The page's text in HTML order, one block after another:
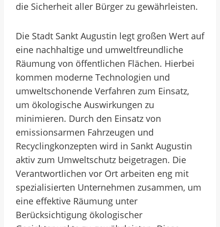
die Sicherheit aller Bürger zu gewährleisten.
Die Stadt Sankt Augustin legt großen Wert auf
eine nachhaltige und umweltfreundliche
Räumung von öffentlichen Flächen. Hierbei
kommen moderne Technologien und
umweltschonende Verfahren zum Einsatz,
um ökologische Auswirkungen zu
minimieren. Durch den Einsatz von
emissionsarmen Fahrzeugen und
Recyclingkonzepten wird in Sankt Augustin
aktiv zum Umweltschutz beigetragen. Die
Verantwortlichen vor Ort arbeiten eng mit
spezialisierten Unternehmen zusammen, um
eine effektive Räumung unter
Berücksichtigung ökologischer